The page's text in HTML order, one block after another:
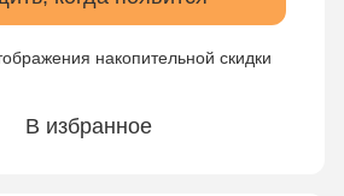
накопительной скидки
В избранное